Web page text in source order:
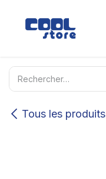
Tous les produits